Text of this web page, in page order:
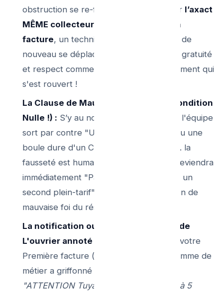
obstruction se re-fomate Totalement sur l’axact
MÊME collecteur ou siphon pointé en
facture, un technicien Plombier SOS va de
nouveau se déplacer pour éradiquer en gratuité
et respect commercial (S.A.V) le refoulement qui
s'est rouvert !
La Clause de Mauvaise utilisation (Condition
Nulle !) : S’y au nouveau passage offert l'équipe
sort par contre "Un pampers d'enfant ou une
boule dure d'un Cintre en poil coincé " .. la
fausseté est humaine, et l'intervention deviendra
immédiatement "Payante en surtaxe par un
second plein-tarif" pour fausse Allégation de
mauvaise foi du résidant !
La notification ou Constat Inopérant de
L'ouvrier annoté dès l'origine :
Si sur votre
Première facture (celle du jeudi J-1) l'homme de
métier a griffonné en commentaire :
"ATTENTION Tuyauterie Fonte Écrasée à 5